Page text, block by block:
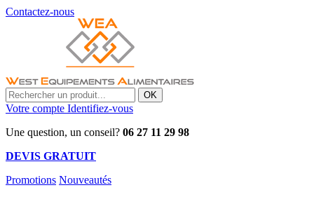
Contactez-nous
OK
Votre compte Identifiez-vous
Une question, un conseil? 06 27 11 29 98
DEVIS GRATUIT
Promotions Nouveautés